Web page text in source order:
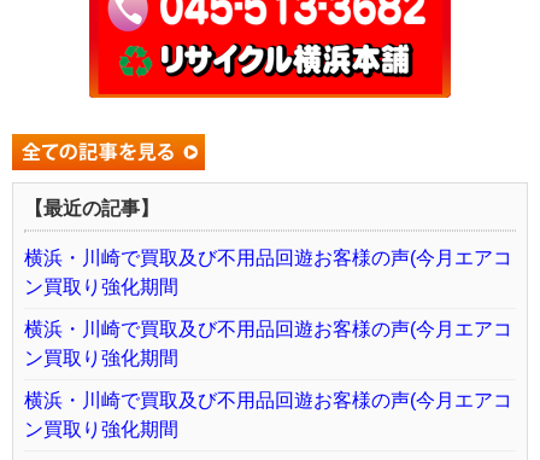
【最近の記事】
横浜・川崎で買取及び不用品回遊お客様の声(今月エアコ
ン買取り強化期間
横浜・川崎で買取及び不用品回遊お客様の声(今月エアコ
ン買取り強化期間
横浜・川崎で買取及び不用品回遊お客様の声(今月エアコ
ン買取り強化期間